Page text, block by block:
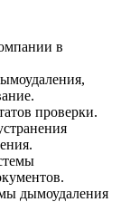
в
проверки.
дымоудаления